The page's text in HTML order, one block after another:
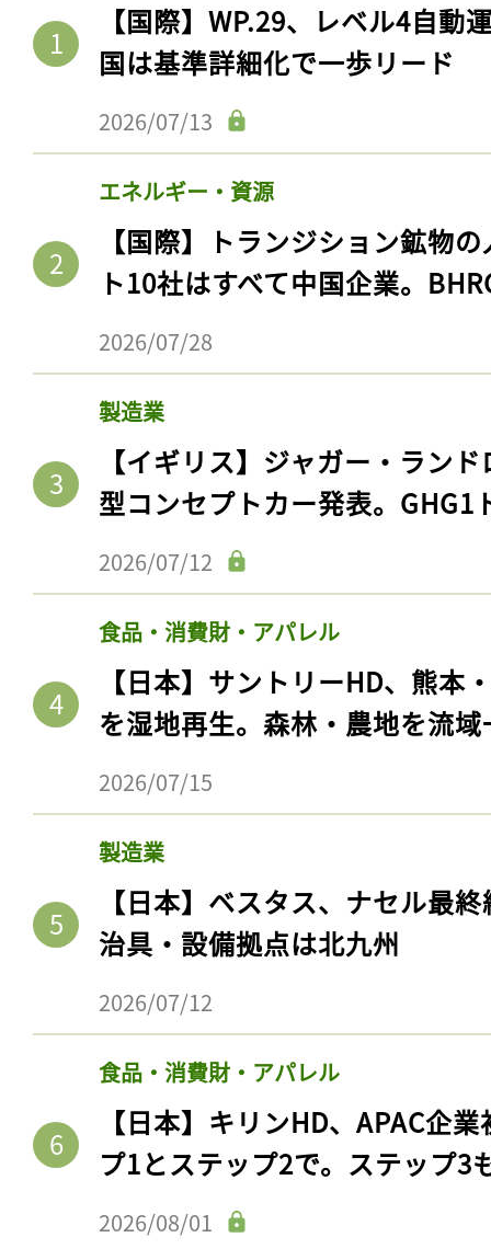
【国際】WP.29、レベル4自動
国は基準詳細化で一歩リード
2026/07/13
エネルギー・資源
【国際】トランジション鉱物
ト10社はすべて中国企業。
2026/07/28
製造業
【イギリス】ジャガー・ラン
型コンセプトカー発表。GHG1
2026/07/12
食品・消費財・アパレル
【日本】サントリーHD、熊本
を湿地再生。森林・農地を流
2026/07/15
製造業
【日本】ベスタス、ナセル最
治具・設備拠点は北九州
2026/07/12
食品・消費財・アパレル
【日本】キリンHD、APAC企
プ1とステップ2で。ステップ3
2026/08/01
会員登録